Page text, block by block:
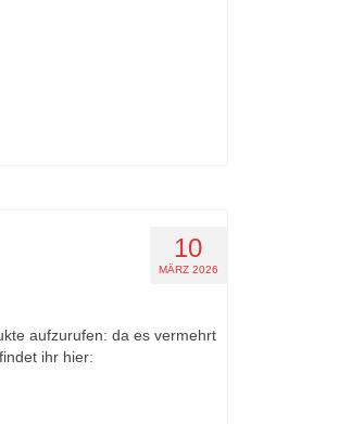
10
MÄRZ 2026
aufzurufen: da es vermehrt
ihr hier: